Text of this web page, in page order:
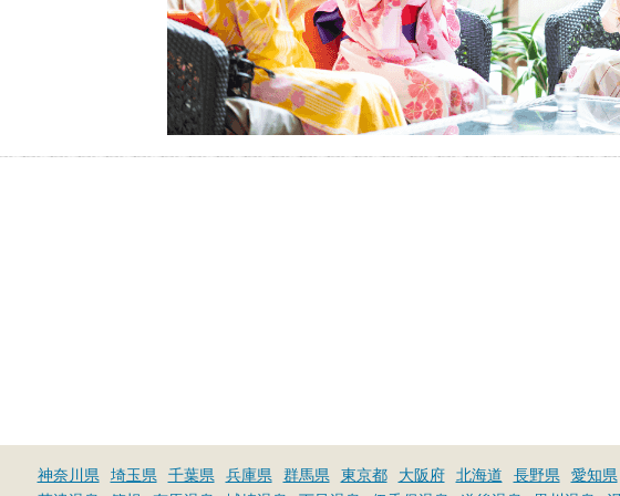
神奈川県 埼玉県 千葉県 兵庫県 群馬県 東京都 大阪府 北海道 長野県
愛知県